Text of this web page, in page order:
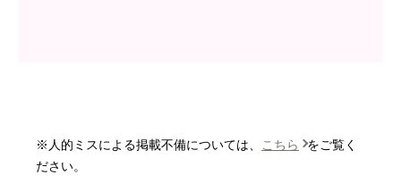
※人的ミスによる掲載不備については、 こちら
をご覧く
ださい。